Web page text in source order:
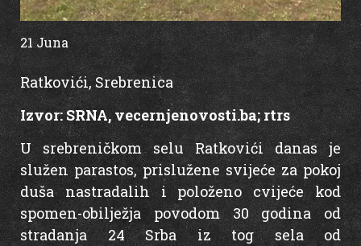
Izvor:SRNA, vecernjenovosti.ba;rtrs
U srebreničkom selu Ratkovići danas je
služen parastos, prislužene svijeće za pokoj
duša nastradalih i položeno cvijeće kod
spomen-obilježja povodom 30 godina od
stradanja 24 Srba iz tog sela od
21 Juna
15:15
Ratkovići, Srebrenica